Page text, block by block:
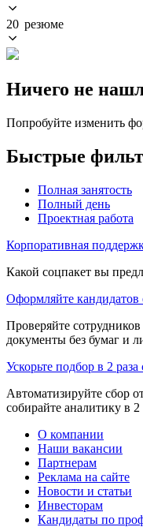
20 резюме
Ничего не
Попробуйте изменить
Быстрые
Полная занятость
Полный день
Проектная работа
Корпоративная
Какой соцпакет вы
Оформляйте кандидатов
Проверяйте
документы без бумаг и
Ускорьте подбор в 2 раза
Автоматизируйте сбор
собирайте аналитику в 2
О компании
Наши вакансии
Партнерам
Реклама на сайте
Новости и статьи
Инвесторам
Кандидаты по